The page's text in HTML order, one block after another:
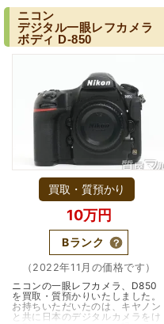
えば、ニコンやキ…（兵庫・西宮/
神戸市）
ニコン
デジタル一眼レフカメラ
ボディ D-850
買取・質預かり
10万円
Bランク
（2022年11月の価格です）
ニコンの一眼レフカメラ、D850
を買取・質預かりいたしました。
お持ちいただいたのは、キヤノン
と共に日本のデジタルカメラをけ